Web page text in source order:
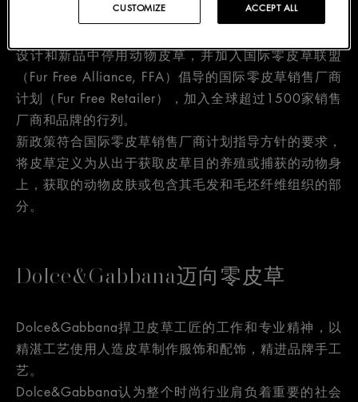
设计和新品中停用动物皮草，并加入国际零皮草联盟
（Fur Free Alliance, FFA）倡导的国际零皮草销售厂商
计划（Fur Free Retailer），加入全球超过1500家销售
厂商和品牌的行列。
新政策符合国际零皮草销售厂商计划指导方针的要求，
将皮草定义为从出于获取皮草目的养殖或捕获的动物身
上，获取的动物皮肤或包含其毛发和毛坯纤维组织的部
分。
Dolce&Gabbana迈向零皮草
Dolce&Gabbana捍卫皮草工匠的工作和专业精神，以
精湛工艺使用人造皮草制作服饰和配饰，精进品牌手工
艺。
Dolce&Gabbana认为整个时尚行业肩负着重要的社会
ACCEPT ALL
CUSTOMIZE